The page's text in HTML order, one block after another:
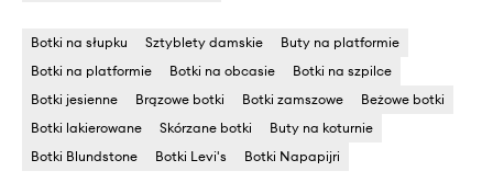
Botki na słupku Sztyblety damskie
Buty na platformie
Botki na platformie
Botki na obcasie
Botki na szpilce
Botki jesienne
Brązowe botki Botki zamszowe
Beżowe botki
Botki lakierowane
Skórzane botki
Buty na koturnie
Botki Blundstone
Botki Levi's Botki Napapijri